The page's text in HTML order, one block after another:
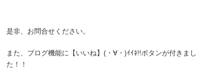
是非、お問合せください。
また、ブログ機能に【いいね】(・∀・)ｲｲﾈ!!ボタンが付きまし
た！！